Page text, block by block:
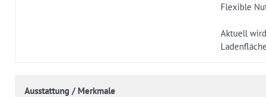
Flexible
Aktue­ll
Ausstattung / Merkmale